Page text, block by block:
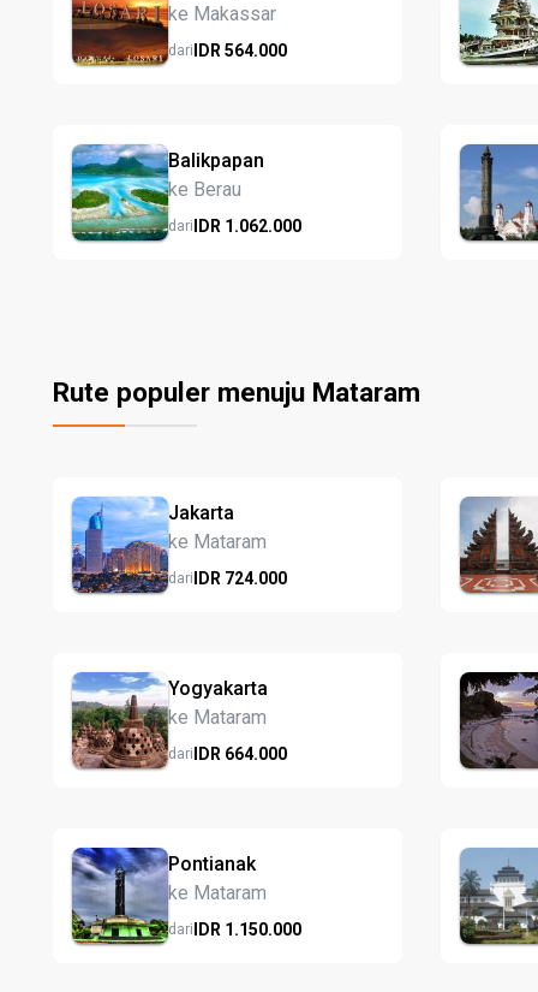
ke Makassar
dariIDR 564.000
Balikpapan
ke Berau
dariIDR 1.062.000
Rute populer menuju Mataram
Jakarta
ke Mataram
dariIDR 724.000
Yogyakarta
ke Mataram
dariIDR 664.000
Pontianak
ke Mataram
dariIDR 1.150.000